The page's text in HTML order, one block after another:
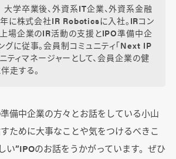
大学卒業後、外資系IT企業、外資系金融
に株式会社IR Roboticsに入社。IRコン
上場企業のIR活動の支援とIPO準備中企
グに従事。会員制コミュニティ「Next IP
ティマネージャーとして、会員企業の健
走する。
備中企業の方々とお話をしている小山
ために大事なことや気をつけるべきこ
い”IPOのお話をうかがっています。ぜひ